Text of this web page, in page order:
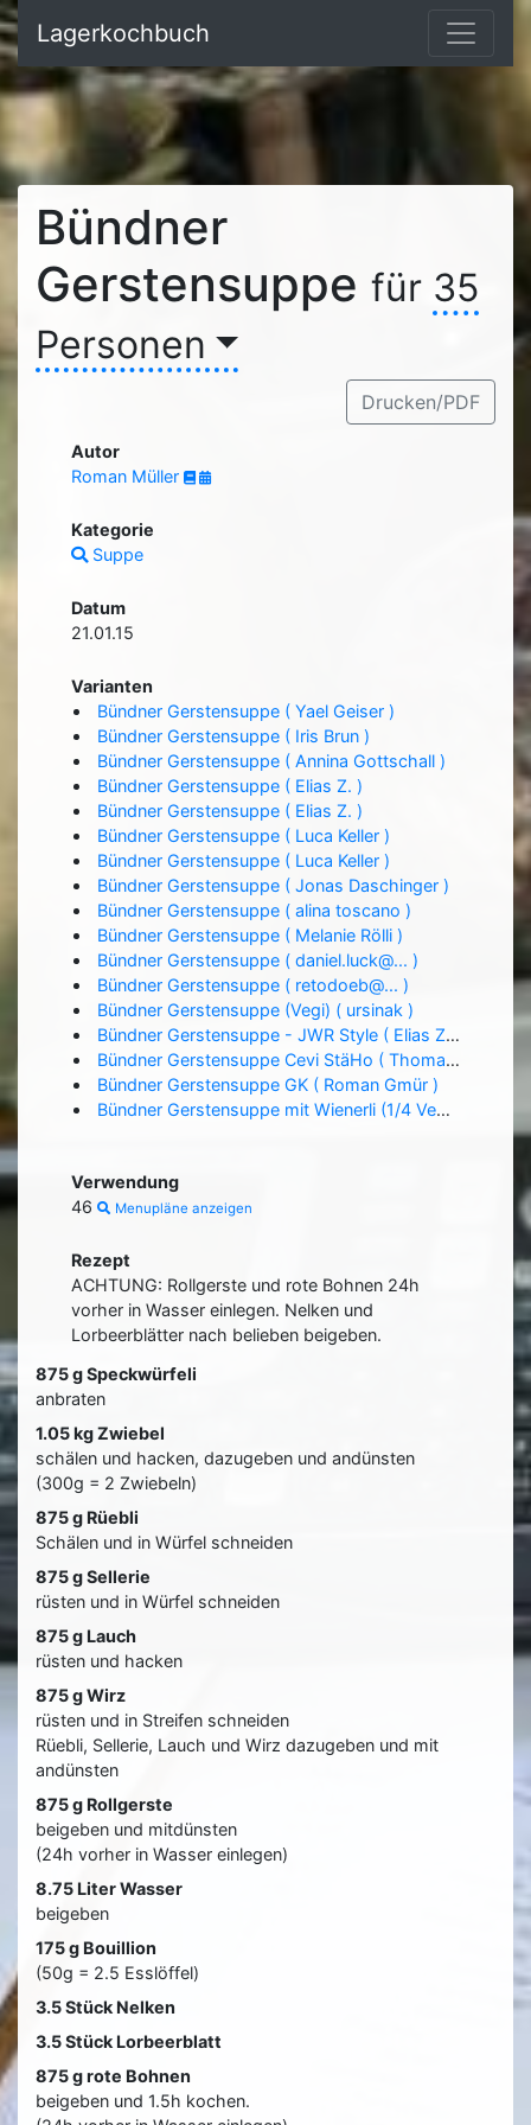
Lagerkochbuch
Bündner
Gerstensuppe für 35
Personen
Drucken/PDF
Autor
Roman Müller
Kategorie
Suppe
Datum
21.01.15
Varianten
Bündner Gerstensuppe ( Yael Geiser )
Bündner Gerstensuppe ( Iris Brun )
Bündner Gerstensuppe ( Annina Gottschall )
Bündner Gerstensuppe ( Elias Z. )
Bündner Gerstensuppe ( Elias Z. )
Bündner Gerstensuppe ( Luca Keller )
Bündner Gerstensuppe ( Luca Keller )
Bündner Gerstensuppe ( Jonas Daschinger )
Bündner Gerstensuppe ( alina toscano )
Bündner Gerstensuppe ( Melanie Rölli )
Bündner Gerstensuppe ( daniel.luck@... )
Bündner Gerstensuppe ( retodoeb@... )
Bündner Gerstensuppe (Vegi) ( ursinak )
Bündner Gerstensuppe - JWR Style ( Elias Z. )
Bündner Gerstensuppe Cevi StäHo ( Thomas Stierle )
Bündner Gerstensuppe GK ( Roman Gmür )
Bündner Gerstensuppe mit Wienerli (1/4 Vegi) ( Klaus Tony )
Verwendung
46
Menupläne anzeigen
Rezept
ACHTUNG: Rollgerste und rote Bohnen 24h
vorher in Wasser einlegen. Nelken und
Lorbeerblätter nach belieben beigeben.
875 g Speckwürfeli
anbraten
1.05 kg Zwiebel
schälen und hacken, dazugeben und andünsten
(300g = 2 Zwiebeln)
875 g Rüebli
Schälen und in Würfel schneiden
875 g Sellerie
rüsten und in Würfel schneiden
875 g Lauch
rüsten und hacken
875 g Wirz
rüsten und in Streifen schneiden
Rüebli, Sellerie, Lauch und Wirz dazugeben und mit
andünsten
875 g Rollgerste
beigeben und mitdünsten
(24h vorher in Wasser einlegen)
8.75 Liter Wasser
beigeben
175 g Bouillion
(50g = 2.5 Esslöffel)
3.5 Stück Nelken
3.5 Stück Lorbeerblatt
875 g rote Bohnen
beigeben und 1.5h kochen.